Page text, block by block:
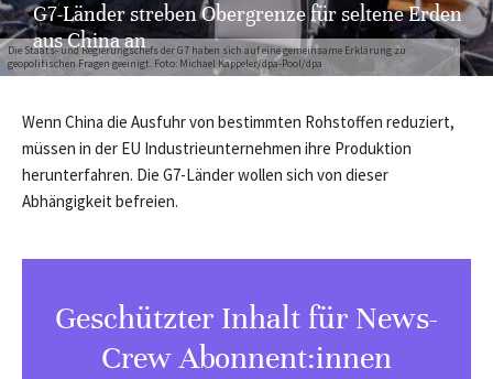
Die Staats- und Regierungschefs der G7 haben sich auf eine gemeinsame Erklärung zu
geopolitischen Fragen geeinigt. Foto: Michael Kappeler/dpa-Pool/dpa
G7-Länder streben Obergrenze für seltene Erden
aus China an
Wenn China die Ausfuhr von bestimmten Rohstoffen reduziert,
müssen in der EU Industrieunternehmen ihre Produktion
herunterfahren. Die G7-Länder wollen sich von dieser
Abhängigkeit befreien.
Geschützter Inhalt für News-
Crew Abonnent:innen